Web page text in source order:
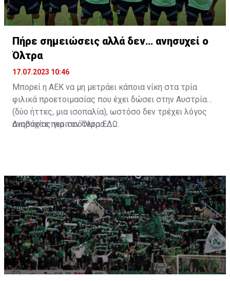
Πήρε σημειώσεις αλλά δεν… ανησυχεί ο
Όλτρα
17.07.2023 10:46
Μπορεί η ΑΕΚ να μη μετράει κάποια νίκη στα τρία
φιλικά προετοιμασίας που έχει δώσει στην Αυστρία
(δύο ήττες, μια ισοπαλία), ωστόσο δεν τρέχει λόγος
ανησυχίας για τον Όλτρα.
Διαβάστε περισσότεραΕΔΩ.